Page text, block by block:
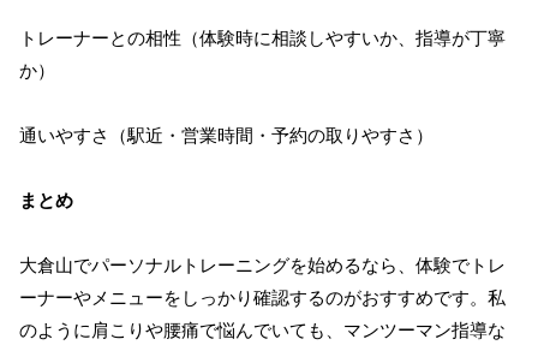
トレーナーとの相性（体験時に相談しやすいか、指導が丁寧
か）
通いやすさ（駅近・営業時間・予約の取りやすさ）
まとめ
大倉山でパーソナルトレーニングを始めるなら、体験でトレ
ーナーやメニューをしっかり確認するのがおすすめです。私
のように肩こりや腰痛で悩んでいても、マンツーマン指導な